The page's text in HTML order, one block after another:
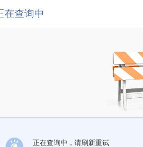
在查询中
正在查询中，请刷新重试